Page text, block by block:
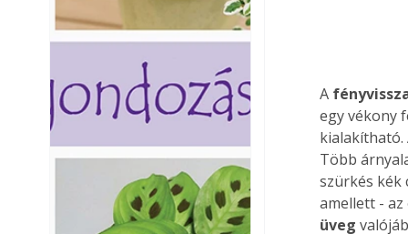
A
egy vékony
kialakítható.
Több
szürkés kék
amellett -
üveg